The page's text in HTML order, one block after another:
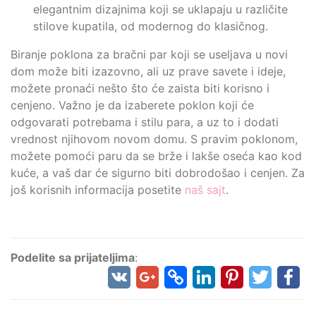
elegantnim dizajnima koji se uklapaju u različite
stilove kupatila, od modernog do klasičnog.
Biranje poklona za bračni par koji se useljava u novi
dom može biti izazovno, ali uz prave savete i ideje,
možete pronaći nešto što će zaista biti korisno i
cenjeno. Važno je da izaberete poklon koji će
odgovarati potrebama i stilu para, a uz to i dodati
vrednost njihovom novom domu. S pravim poklonom,
možete pomoći paru da se brže i lakše oseća kao kod
kuće, a vaš dar će sigurno biti dobrodošao i cenjen. Za
još korisnih informacija posetite naš sajt.
Podelite sa prijateljima: